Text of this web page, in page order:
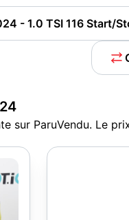
- 1.0 TSI 116 Start/
sur ParuVendu. Le